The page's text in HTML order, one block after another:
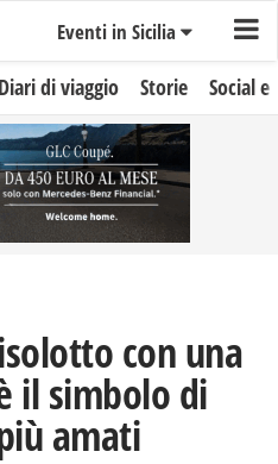
Eventi in Sicilia
Diari di viaggio Storie Social
con una
il simbolo di
amati